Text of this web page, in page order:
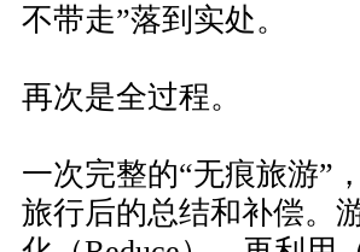
不带走”落到实处。
再次是全过程。
一次完整的“无痕旅游”
旅行后的总结和补偿。